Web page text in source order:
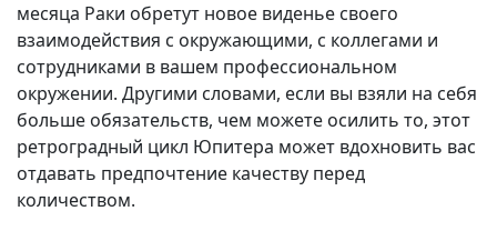
месяца Раки обретут новое виденье своего
взаимодействия с окружающими, с коллегами и
сотрудниками в вашем профессиональном
окружении. Другими словами, если вы взяли на себя
больше обязательств, чем можете осилить то, этот
ретроградный цикл Юпитера может вдохновить вас
отдавать предпочтение качеству перед
количеством.